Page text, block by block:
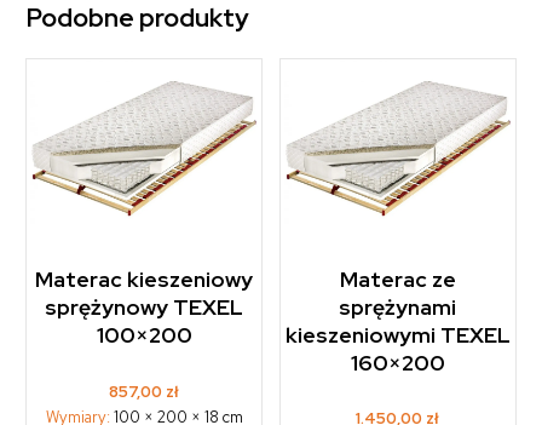
Podobne produkty
Materac kieszeniowy
sprężynowy TEXEL
100×200
857,00 zł
Wymiary: 100 × 200 × 18 cm
Materac ze
sprężynami
kieszeniowymi TEXEL
160×200
1.450,00 zł